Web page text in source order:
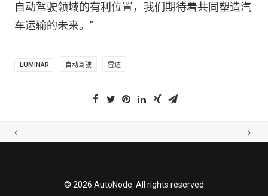
自动驾驶领域的有利位置，我们期待着共同塑造汽
车运输的未来。”
LUMINAR 自动驾驶 雷达
© 2026 AutoNode. All rights reserved